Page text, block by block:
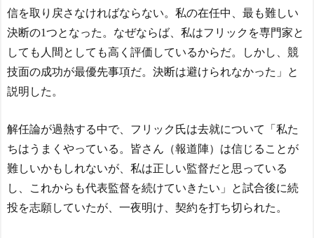
信を取り戻さなければならない。私の在任中、最も難しい
決断の1つとなった。なぜならば、私はフリックを専門家と
しても人間としても高く評価しているからだ。しかし、競
技面の成功が最優先事項だ。決断は避けられなかった」と
説明した。
解任論が過熱する中で、フリック氏は去就について「私た
ちはうまくやっている。皆さん（報道陣）は信じることが
難しいかもしれないが、私は正しい監督だと思っている
し、これからも代表監督を続けていきたい」と試合後に続
投を志願していたが、一夜明け、契約を打ち切られた。